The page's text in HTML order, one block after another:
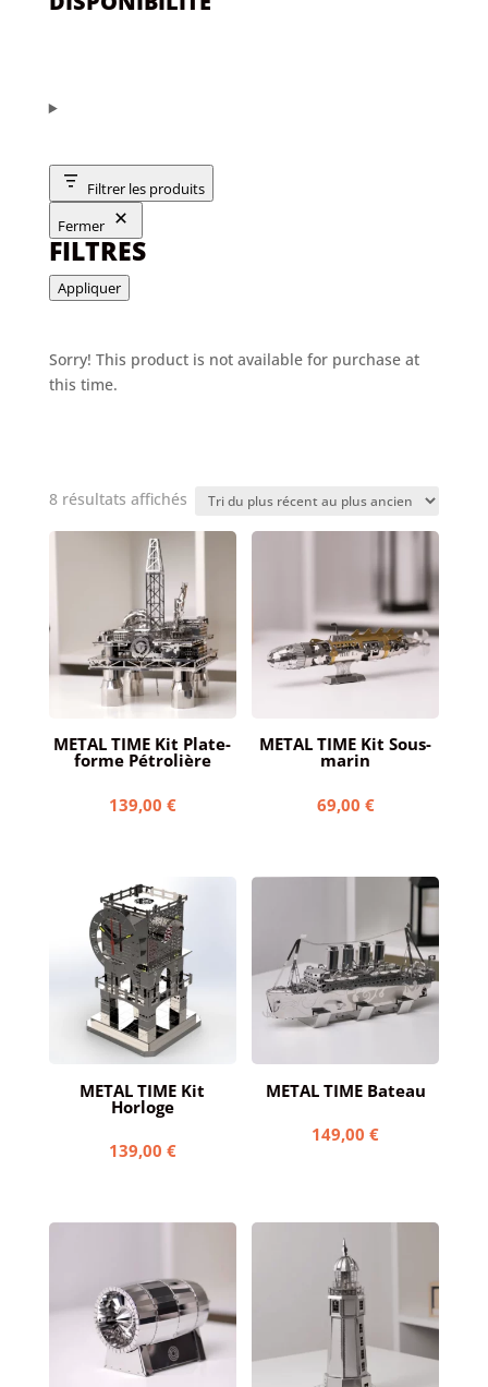
Filtrer les produits
Fermer
FILTRES
Appliquer
Sorry! This product is not available for purchase at
this time.
8 résultats affichésTrié
au
plus
ancien
METAL TIME Kit Plate-
forme Pétrolière
139,00 €
METAL TIME Kit Sous-
marin
69,00 €
METAL TIME Kit
Horloge
139,00 €
METAL TIME Bateau
149,00€